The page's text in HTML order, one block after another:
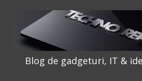
content
Blog de gadgeturi, IT &